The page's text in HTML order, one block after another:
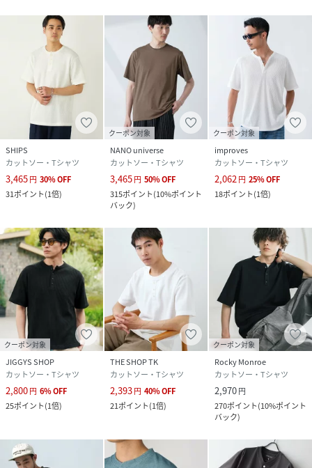
品番
PC9400_668
668-5124237-120-20 PC9400
SHIPS
カットソー・Tシャツ
3,465円 30%OFF
31ポイント(1倍)
クーポン対象
NANO universe
カットソー・Tシャツ
3,465円 50%OFF
315ポイント(10%ポイント
バック)
クーポン対象
improves
カットソー・Tシャツ
2,062 円 25%OFF
18ポイント(1倍)
クーポン対象
JIGGYS SHOP
カットソー・Tシャツ
2,800円 6%OFF
25ポイント(1倍)
THE SHOP TK
カットソー・Tシャツ
2,393円 40%OFF
21ポイント(1倍)
クーポン対象
Rocky Monroe
カットソー・Tシャツ
2,970円
270ポイント(10%ポイント
バック)